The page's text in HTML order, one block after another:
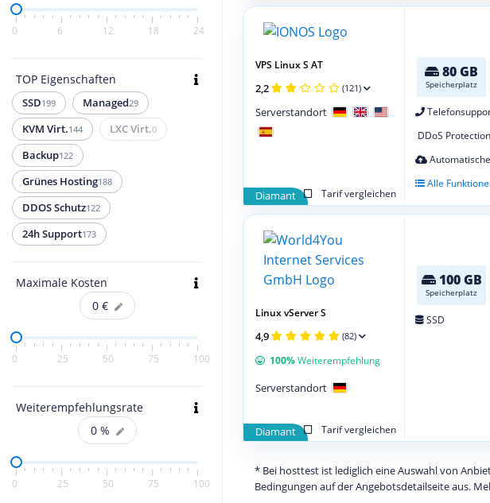
0 6 12 18 24
TOP Eigenschaften
SSD199 Managed29
KVM Virt.144 LXC Virt.0
Backup122
Grünes Hosting188
DDOS Schutz122
24h Support173
Maximale Kosten
0 €
0 25 50 75 100
Weiterempfehlungsrate
0 %
0 25 50 75 100
80 GB
Speicherplatz
DDoS Protection
Alle
Diamant
Tarif vergleichen
VPS Linux S AT
2,2 (121)
Serverstandort
100 GB
Speicherplatz
SSD
Diamant Tarif vergleichen
Linux vServer S
4,9 (82)
100%Weiterempfehlung
Serverstandort
* Bei hosttest ist lediglich eine Auswahl von
Bedingungen auf der Angebotsdetailseite aus.